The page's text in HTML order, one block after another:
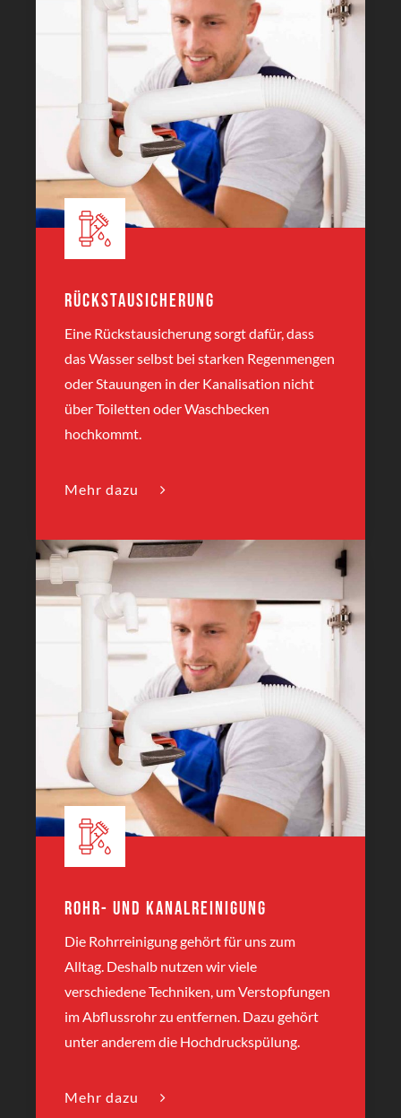
Rückstausicherung
Eine Rückstausicherung sorgt dafür, dass
das Wasser selbst bei starken Regenmengen
oder Stauungen in der Kanalisation nicht
über Toiletten oder Waschbecken
hochkommt.
Mehr dazu
Rohr- und Kanalreinigung
Die Rohrreinigung gehört für uns zum
Alltag. Deshalb nutzen wir viele
verschiedene Techniken, um Verstopfungen
im Abflussrohr zu entfernen. Dazu gehört
unter anderem die Hochdruckspülung.
Mehr dazu